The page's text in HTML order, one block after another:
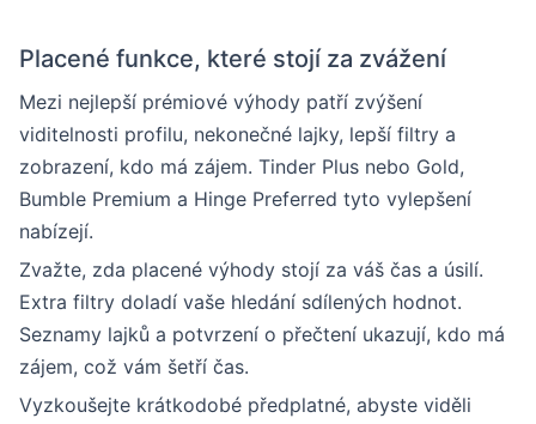
Placené funkce, které stojí za zvážení
Mezi nejlepší prémiové výhody patří zvýšení
viditelnosti profilu, nekonečné lajky, lepší filtry a
zobrazení, kdo má zájem. Tinder Plus nebo Gold,
Bumble Premium a Hinge Preferred tyto vylepšení
nabízejí.
Zvažte, zda placené výhody stojí za váš čas a úsilí.
Extra filtry doladí vaše hledání sdílených hodnot.
Seznamy lajků a potvrzení o přečtení ukazují, kdo má
zájem, což vám šetří čas.
Vyzkoušejte krátkodobé předplatné, abyste viděli